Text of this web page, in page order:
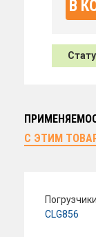
В
С ЭТИМ
CLG856